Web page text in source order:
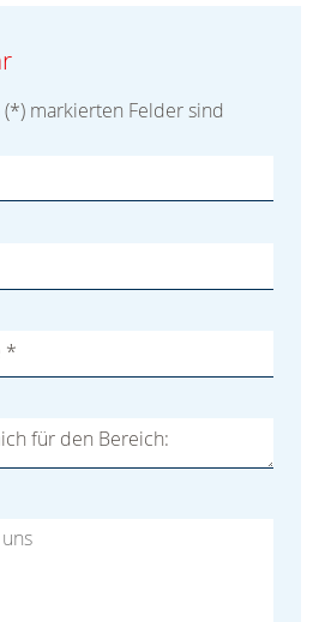
markierten Felder sind
*
für den Bereich: